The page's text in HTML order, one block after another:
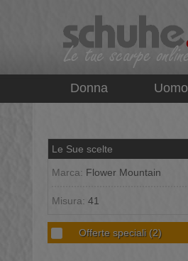
Donna Uomo
Le Sue scelte
Marca: Flower Mountain
Misura: 41
Offerte speciali (2)